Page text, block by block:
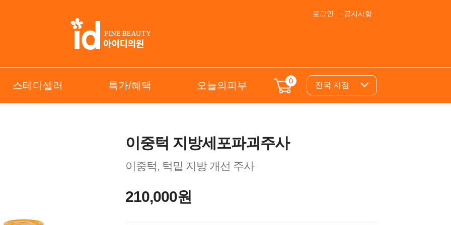
로그인 공지사항
스테디셀러 특가/혜택 오늘의피부 0 전국 지점
이중턱 지방세포파괴주사
이중턱, 턱밑 지방 개선 주사
210,000원